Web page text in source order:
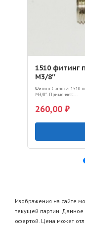
1510 фитинг
M3/8″
Фитинг Camozzi 1510
M3/8″. Применяетс...
260,00 ₽
Изображения на сайте
текущей партии.
офертой. Цена может